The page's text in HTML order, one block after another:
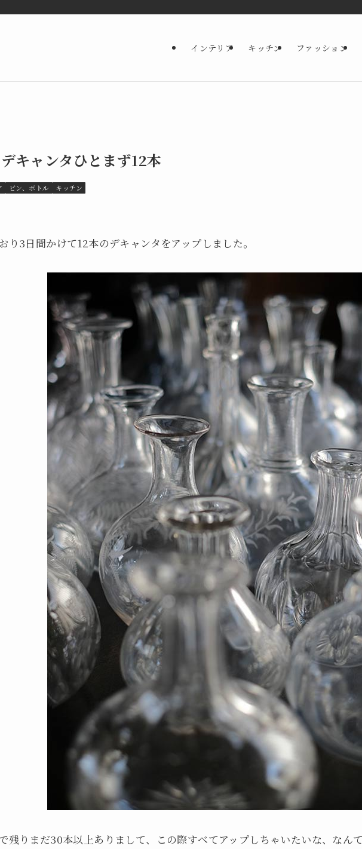
インテリア キッチン ファッション
デキャンタひとまず12本
ビン、ボトル キッチン
り3日間かけて12本のデキャンタをアップしました。
残りまだ30本以上ありまして、この際すべてアップしちゃいたいな、なん